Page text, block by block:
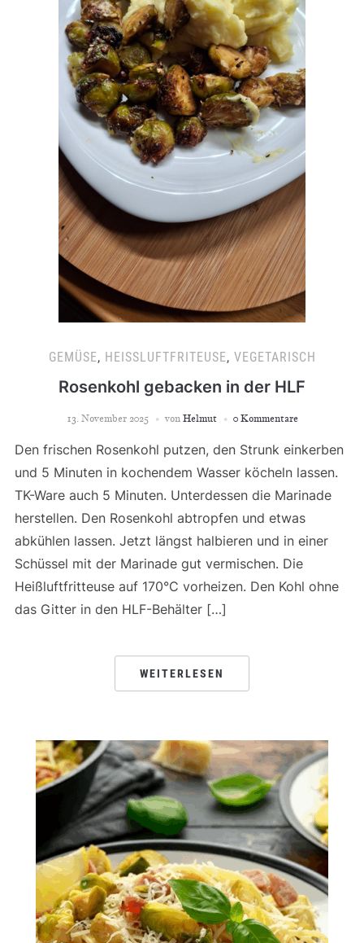
GEMÜSE, HEISSLUFTFRITEUSE , VEGETARISCH
Rosenkohl gebacken in der HLF
13. November 2025 von Helmut 0 Kommentare
Den frischen Rosenkohl putzen, den Strunk einkerben
und 5 Minuten in kochendem Wasser köcheln lassen.
TK-Ware auch 5 Minuten. Unterdessen die Marinade
herstellen. Den Rosenkohl abtropfen und etwas
abkühlen lassen. Jetzt längst halbieren und in einer
Schüssel mit der Marinade gut vermischen. Die
Heißluftfritteuse auf 170°C vorheizen. Den Kohl ohne
das Gitter in den HLF-Behälter […]
WEITERLESEN